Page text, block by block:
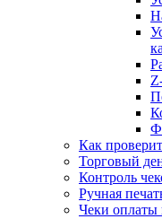
Как
Торговый
Контроль
Ручная
Чеки оплаты